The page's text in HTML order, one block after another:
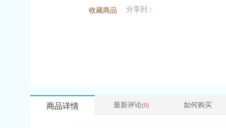
收藏商品 分享到：
商品详情 最新评论(0) 如何购买